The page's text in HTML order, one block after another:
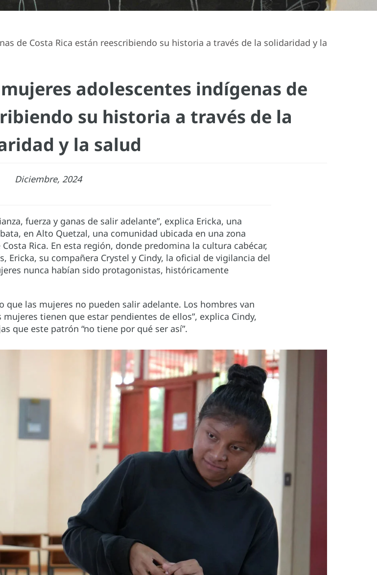
de Costa Rica están reescribiendo su historia a través de la solidaridad y la
adolescentes indígenas de
su historia a través de la
y la salud
Diciembre, 2024
fuerza y ganas de salir adelante”, explica Ericka, una
en Alto Quetzal, una comunidad ubicada en una zona
Rica. En esta región, donde predomina la cultura cabécar,
Ericka, su compañera Crystel y Cindy, la oficial de vigilancia del
nunca habían sido protagonistas, históricamente
que las mujeres no pueden salir adelante. Los hombres van
tienen que estar pendientes de ellos”, explica Cindy,
que este patrón “no tiene por qué ser así”.